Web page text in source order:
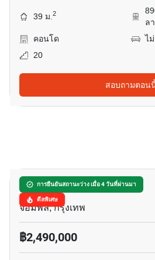
39 ม.2
ล
คอนโด
ไ
20
สอบถามตอน
การยืนยันสถานะว่าง เมื่อ 4 วันที่ผ่านมา
ดีลพิเศษ
ดิ แอล 15 คอนโด
จอมพล, กรุงเทพ
฿2,490,000